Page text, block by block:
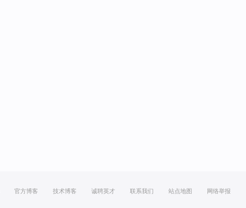
官方博客 技术博客 诚聘英才 联系我们 站点地图 网络举报